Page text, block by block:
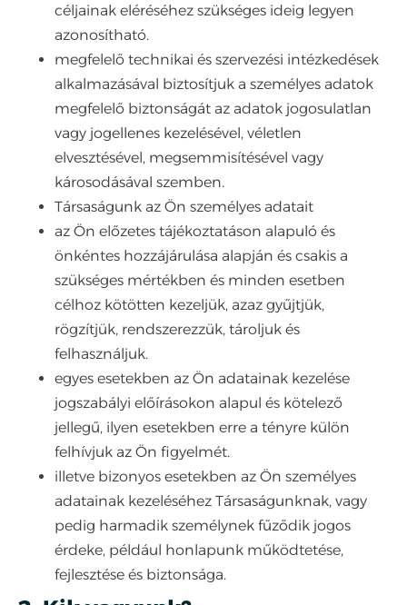
céljainak eléréséhez szükséges ideig legyen
azonosítható.
megfelelő technikai és szervezési intézkedések
alkalmazásával biztosítjuk a személyes adatok
megfelelő biztonságát az adatok jogosulatlan
vagy jogellenes kezelésével, véletlen
elvesztésével, megsemmisítésével vagy
károsodásával szemben.
Társaságunk az Ön személyes adatait
az Ön előzetes tájékoztatáson alapuló és
önkéntes hozzájárulása alapján és csakis a
szükséges mértékben és minden esetben
célhoz kötötten kezeljük, azaz gyűjtjük,
rögzítjük, rendszerezzük, tároljuk és
felhasználjuk.
egyes esetekben az Ön adatainak kezelése
jogszabályi előírásokon alapul és kötelező
jellegű, ilyen esetekben erre a tényre külön
felhívjuk az Ön figyelmét.
illetve bizonyos esetekben az Ön személyes
adatainak kezeléséhez Társaságunknak, vagy
pedig harmadik személynek fűződik jogos
érdeke, például honlapunk működtetése,
fejlesztése és biztonsága.